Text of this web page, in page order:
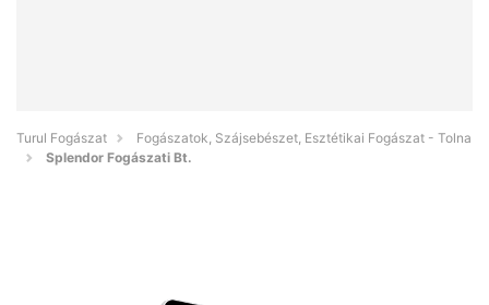
Turul Fogászat
Fogászatok, Szájsebészet, Esztétikai Fogászat - Tolna
Splendor Fogászati Bt.